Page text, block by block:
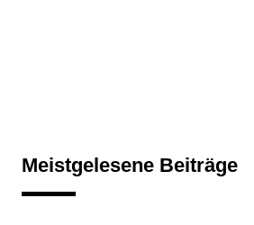
Meistgelesene Beiträge